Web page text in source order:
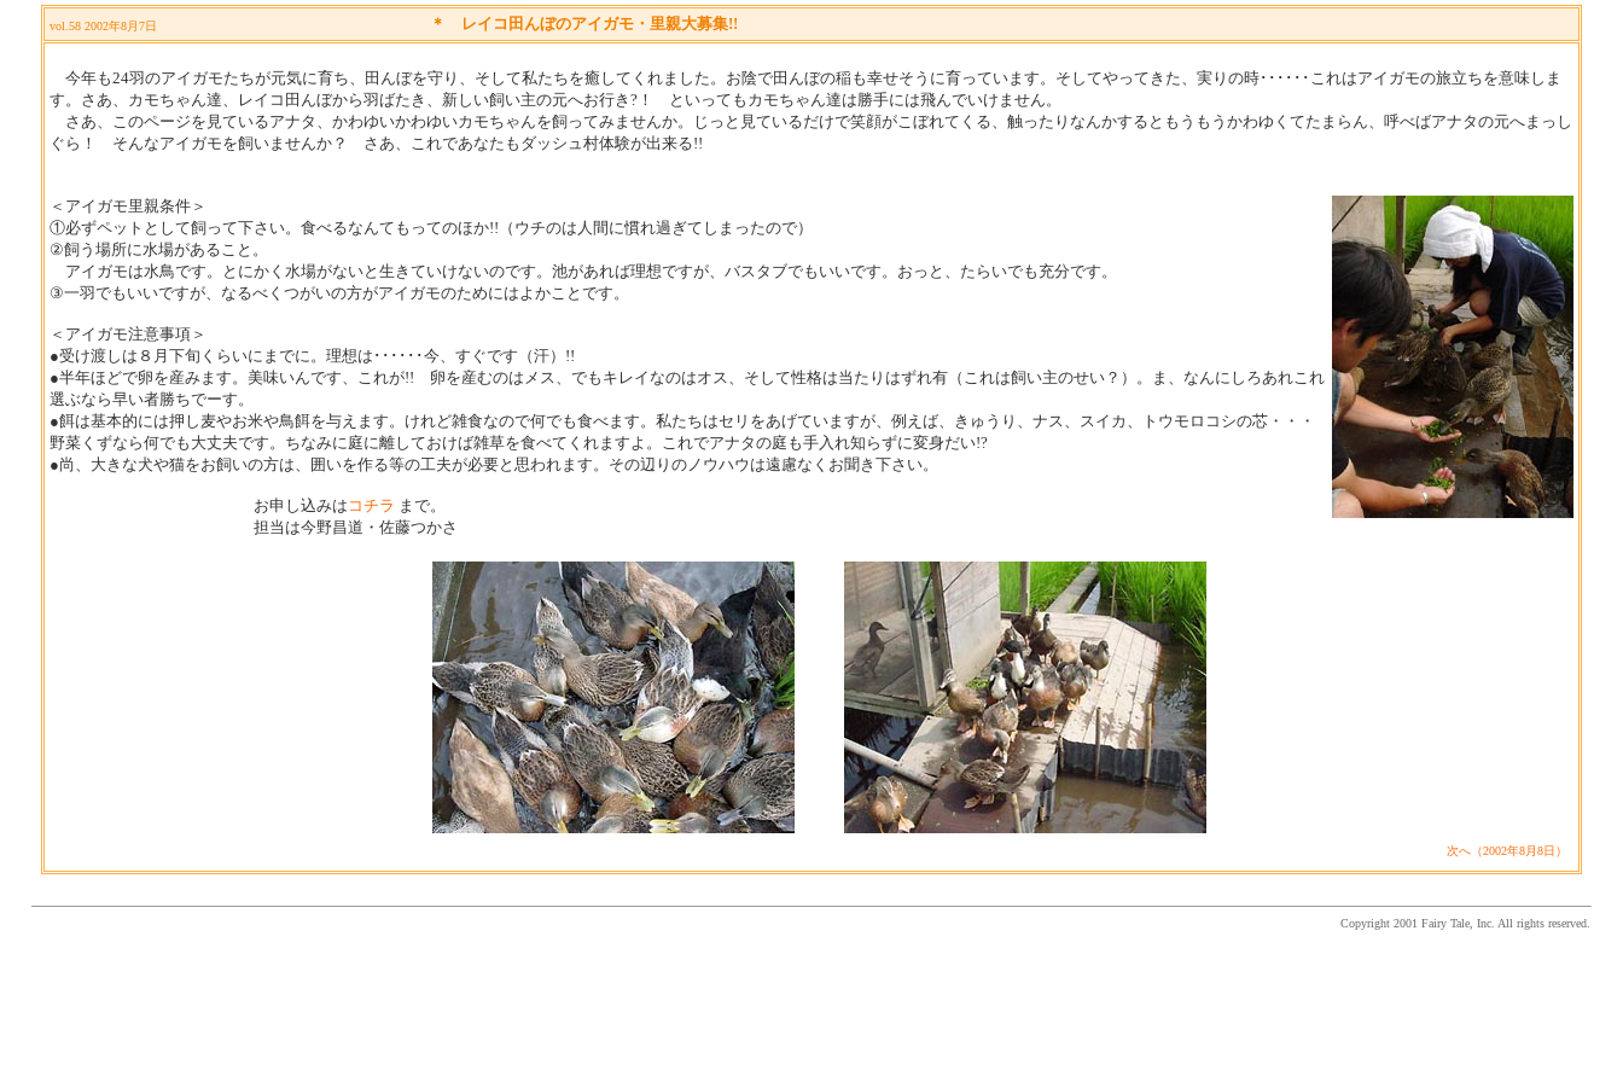
vol.58 2002年8月7日 ＊ レイコ田んぼのアイガモ・里親大募集!!
今年も24羽のアイガモたちが元気に育ち、田んぼを守り、そして私たちを癒してくれました。お陰で田んぼの稲も幸せそうに育っています。そしてやってきた、実りの時･･････これはアイガモの旅立ちを意味しま
す。さあ、カモちゃん達、レイコ田んぼから羽ばたき、新しい飼い主の元へお行き?！ といってもカモちゃん達は勝手には飛んでいけません。
さあ、このページを見ているアナタ、かわゆいかわゆいカモちゃんを飼ってみませんか。じっと見ているだけで笑顔がこぼれてくる、触ったりなんかするともうもうかわゆくてたまらん、呼べばアナタの元へまっし
ぐら！ そんなアイガモを飼いませんか？ さあ、これであなたもダッシュ村体験が出来る!!
＜アイガモ里親条件＞
①必ずペットとして飼って下さい。食べるなんてもってのほか!!（ウチのは人間に慣れ過ぎてしまったので）
②飼う場所に水場があること。
アイガモは水鳥です。とにかく水場がないと生きていけないのです。池があれば理想ですが、バスタブでもいいです。おっと、たらいでも充分です。
③一羽でもいいですが、なるべくつがいの方がアイガモのためにはよかことです。
＜アイガモ注意事項＞
●受け渡しは８月下旬くらいにまでに。理想は･･････今、すぐです（汗）!!
●半年ほどで卵を産みます。美味いんです、これが!! 卵を産むのはメス、でもキレイなのはオス、そして性格は当たりはずれ有（これは飼い主のせい？）。ま、なんにしろあれこれ
選ぶなら早い者勝ちでーす。
●餌は基本的には押し麦やお米や鳥餌を与えます。けれど雑食なので何でも食べます。私たちはセリをあげていますが、例えば、きゅうり、ナス、スイカ、トウモロコシの芯・・・
野菜くずなら何でも大丈夫です。ちなみに庭に離しておけば雑草を食べてくれますよ。これでアナタの庭も手入れ知らずに変身だい!?
●尚、大きな犬や猫をお飼いの方は、囲いを作る等の工夫が必要と思われます。その辺りのノウハウは遠慮なくお聞き下さい。
お申し込みは コチラ まで。
担当は今野昌道・佐藤つかさ
次へ（2002年8月8日）
Copyright 2001 Fairy Tale, Inc. All rights reserved.